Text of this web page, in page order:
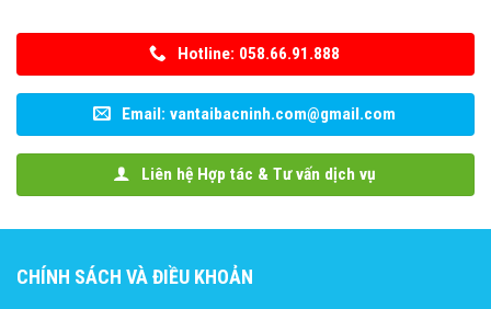
Hotline: 058.66.91.888
Email: vantaibacninh.com@gmail.com
Liên hệ Hợp tác & Tư vấn dịch vụ
CHÍNH SÁCH VÀ ĐIỀU KHOẢN